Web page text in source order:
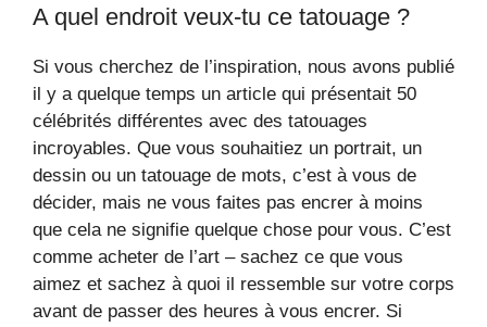
A quel endroit veux-tu ce tatouage ?
Si vous cherchez de l’inspiration, nous avons publié
il y a quelque temps un article qui présentait 50
célébrités différentes avec des tatouages ​​
incroyables. Que vous souhaitiez un portrait, un
dessin ou un tatouage de mots, c’est à vous de
décider, mais ne vous faites pas encrer à moins
que cela ne signifie quelque chose pour vous. C’est
comme acheter de l’art – sachez ce que vous
aimez et sachez à quoi il ressemble sur votre corps
avant de passer des heures à vous encrer. Si